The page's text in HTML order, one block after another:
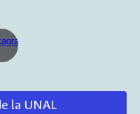
la UNAL